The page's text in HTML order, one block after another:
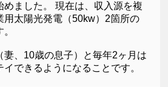
めました。 現在は、収入源を複
用太陽光発電（50kw）2箇所の
妻、10歳の息子）と毎年2ヶ月は
できるようになることです。